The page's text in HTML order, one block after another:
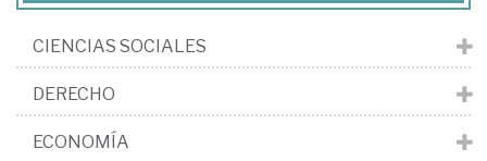
CIENCIAS SOCIALES
DERECHO
ECONOMÍA